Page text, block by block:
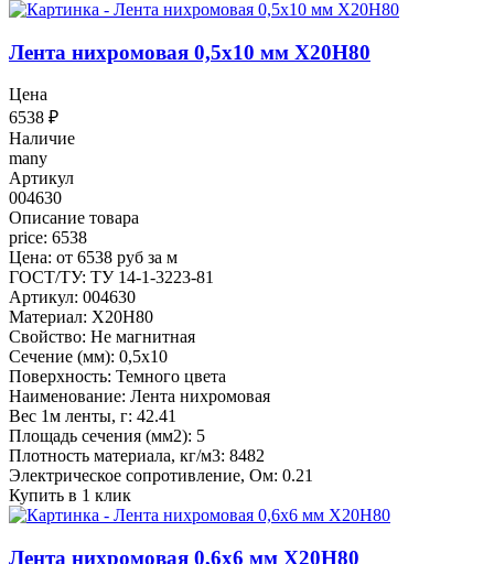
Лента нихромовая 0,5x10 мм Х20Н80
Цена
6538 ₽
Наличие
many
Артикул
004630
Описание товара
price: 6538
Цена: от 6538 руб за м
ГОСТ/ТУ: ТУ 14-1-3223-81
Артикул: 004630
Материал: Х20Н80
Свойство: Не магнитная
Сечение (мм): 0,5x10
Поверхность: Темного цвета
Наименование: Лента нихромовая
Вес 1м ленты, г: 42.41
Площадь сечения (мм2): 5
Плотность материала, кг/м3: 8482
Электрическое сопротивление, Ом: 0.21
Купить в 1 клик
Лента нихромовая 0,6x6 мм Х20Н80